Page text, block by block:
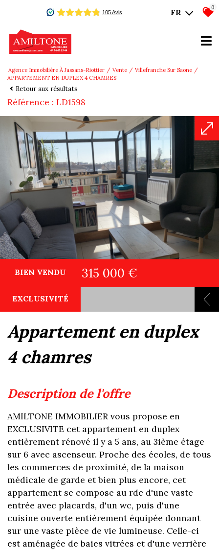
FR
0
Agence Immobilière À Jassans-Riottier Vente
Villefranche Sur Saone
APPARTEMENT EN DUPLEX 4 CHAMRES
Retour aux résultats
Référence : LD1598
BIEN VENDU
EXCLUSIVITÉ
315 000 €
appartement en duplex
4 chamres
description de l'offre
AMILTONE IMMOBILIER vous propose en
EXCLUSIVITE cet appartement en duplex
entièrement rénové il y a 5 ans, au 3ième étage
sur 6 avec ascenseur. Proche des écoles, de tous
les commerces de proximité, de la maison
médicale de garde et bien plus encore, cet
appartement se compose au rdc d'une vaste
entrée avec placards, d'un wc, puis d'une
cuisine ouverte entièrement équipée donnant
sur une vaste pièce de vie lumineuse. Celle-ci
est aménagée de baies vitrées et d'une verrière